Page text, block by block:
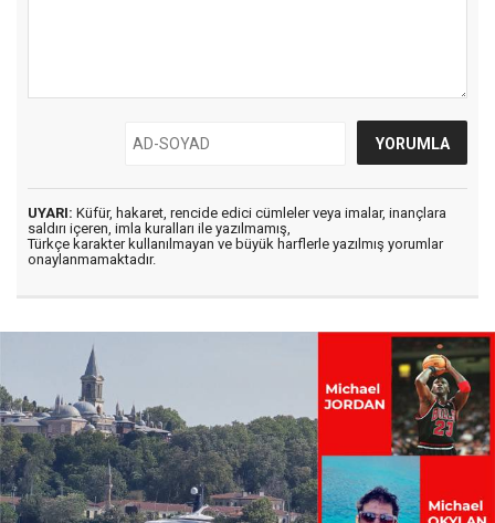
UYARI: Küfür, hakaret, rencide edici cümleler veya imalar, inançlara
saldırı içeren, imla kuralları ile yazılmamış,
Türkçe karakter kullanılmayan ve büyük harflerle yazılmış yorumlar
onaylanmamaktadır.